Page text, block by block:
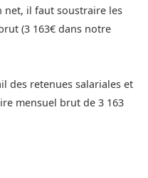
net, il faut soustraire les
(3 163€ dans notre
des retenues salariales et
mensuel brut de 3 163